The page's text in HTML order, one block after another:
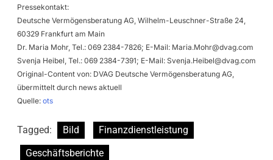
Pressekontakt:
Deutsche Vermögensberatung AG, Wilhelm-Leuschner-Straße 24,
60329 Frankfurt am Main
Dr. Maria Mohr, Tel.: 069 2384-7826; E-Mail: Maria.Mohr@dvag.com
Svenja Heibel, Tel.: 069 2384-7391; E-Mail: Svenja.Heibel@dvag.com
Original-Content von: DVAG Deutsche Vermögensberatung AG,
übermittelt durch news aktuell
Quelle: ots
Tagged: Bild
Finanzdienstleistung
Geschäftsberichte